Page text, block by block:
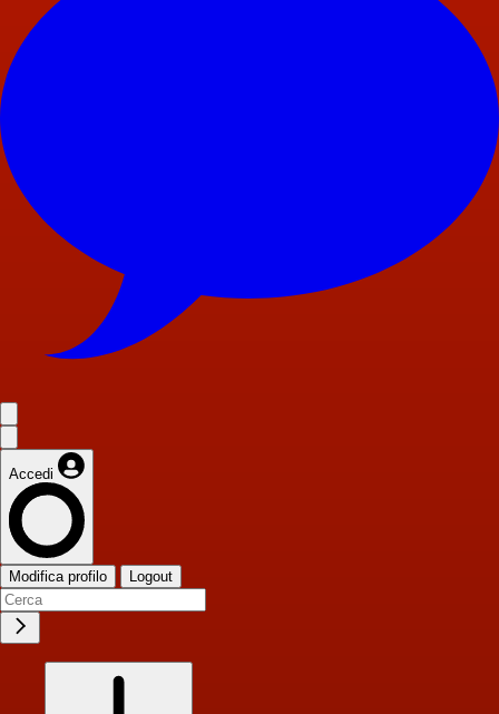
Accedi
Modifica profilo Logout